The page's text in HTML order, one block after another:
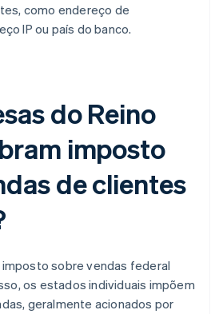
como endereço de
IP ou país do banco.
do Reino
imposto
de clientes
imposto sobre vendas federal
os estados individuais impõem
geralmente acionados por